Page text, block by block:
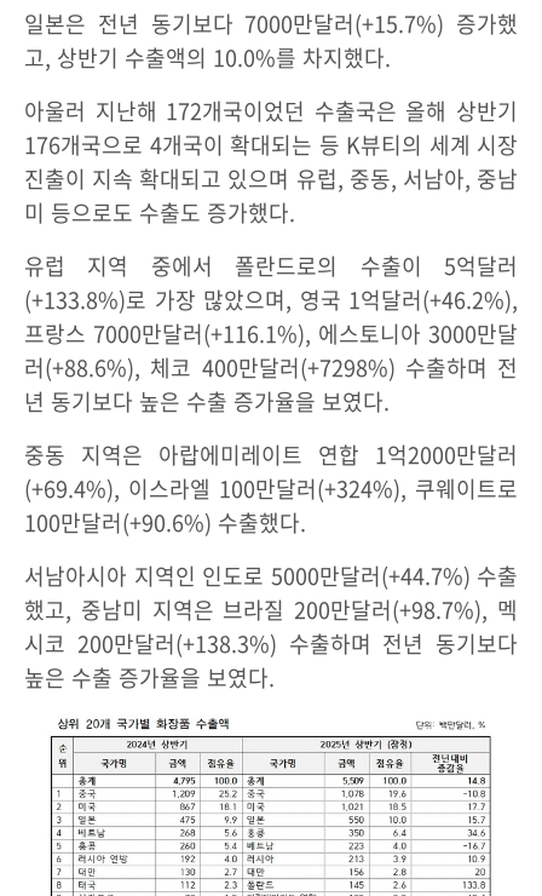
일본은 전년 동기보다 7000만달러(+15.7%) 증가했
고, 상반기 수출액의 10.0%를 차지했다.
아울러 지난해 172개국이었던 수출국은 올해 상반기
176개국으로 4개국이 확대되는 등 K뷰티의 세계 시장
진출이 지속 확대되고 있으며 유럽, 중동, 서남아, 중남
미 등으로도 수출도 증가했다.
유럽 지역 중에서 폴란드로의 수출이 5억달러
(+133.8%)로 가장 많았으며, 영국 1억달러(+46.2%),
프랑스 7000만달러(+116.1%), 에스토니아 3000만달
러(+88.6%), 체코 400만달러(+7298%) 수출하며 전
년 동기보다 높은 수출 증가율을 보였다.
중동 지역은 아랍에미레이트 연합 1억2000만달러
(+69.4%), 이스라엘 100만달러(+324%), 쿠웨이트로
100만달러(+90.6%) 수출했다.
서남아시아 지역인 인도로 5000만달러(+44.7%) 수출
했고, 중남미 지역은 브라질 200만달러(+98.7%), 멕
시코 200만달러(+138.3%) 수출하며 전년 동기보다
높은 수출 증가율을 보였다.